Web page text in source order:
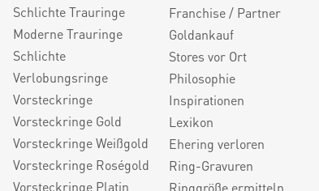
Schlichte Trauringe
Moderne Trauringe
Schlichte
Verlobungsringe
Vorsteckringe
Vorsteckringe Gold
Vorsteckringe Weißgold
Vorsteckringe Roségold
Vorsteckringe Platin
Franchise / Partner
Goldankauf
Stores vor Ort
Philosophie
Inspirationen
Lexikon
Ehering verloren
Ring-Gravuren
Ringgröße ermitteln